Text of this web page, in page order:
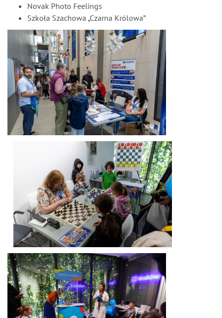
Novak Photo Feelings
Szkoła Szachowa „Czarna Królowa”